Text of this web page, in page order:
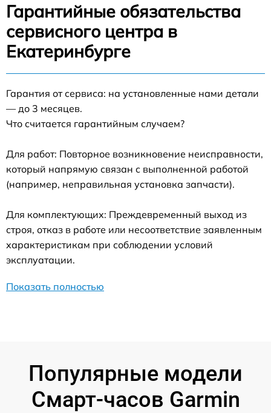
Гарантийные обязательства
сервисного центра в
Екатеринбурге
Гарантия от сервиса: на установленные нами детали
— до 3 месяцев.
Что считается гарантийным случаем?
Для работ: Повторное возникновение неисправности,
который напрямую связан с выполненной работой
(например, неправильная установка запчасти).
Для комплектующих: Преждевременный выход из
строя, отказ в работе или несоответствие заявленным
характеристикам при соблюдении условий
эксплуатации.
Показать полностью
Популярные модели
Смарт-часов Garmin